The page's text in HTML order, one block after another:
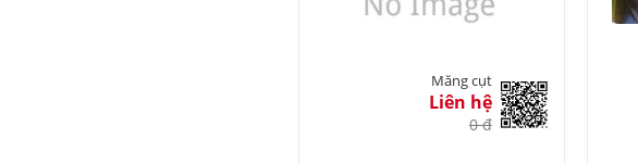
Măng cụt
Liên hệ
0 đ